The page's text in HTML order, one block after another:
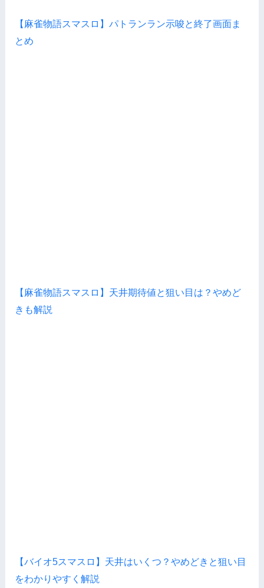
【麻雀物語スマスロ】パトランラン示唆と終了画面ま
とめ
【麻雀物語スマスロ】天井期待値と狙い目は？やめど
きも解説
【バイオ5スマスロ】天井はいくつ？やめどきと狙い目
をわかりやすく解説